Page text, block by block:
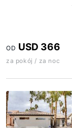
OD USD 366
za pokój / za noc